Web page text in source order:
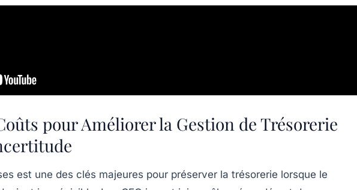
pour Améliorer la Gestion de Trésorerie
est une des clés majeures pour préserver la trésorerie lorsque le